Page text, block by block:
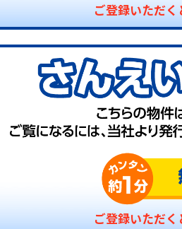
ご登録いただく
ご登録いただく